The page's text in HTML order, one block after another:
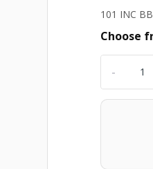
101 INC
Choose
-